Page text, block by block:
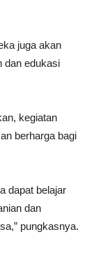
juga akan
dan edukasi
kegiatan
berharga bagi
dapat belajar
dan
pungkasnya.